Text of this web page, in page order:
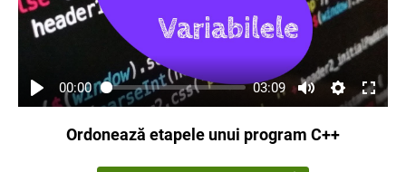
00:00 03:09
Ordonează etapele unui program C++